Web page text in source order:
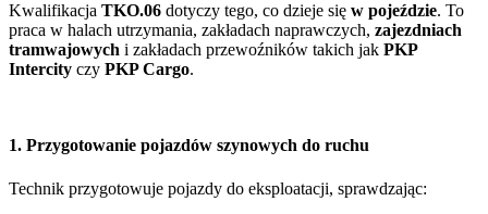
Kwalifikacja TKO.06 dotyczy tego, co dzieje się w pojeździe. To
praca w halach utrzymania, zakładach naprawczych, zajezdniach
tramwajowych i zakładach przewoźników takich jak PKP
Intercity czy PKP Cargo.
1. Przygotowanie pojazdów szynowych do ruchu
Technik przygotowuje pojazdy do eksploatacji, sprawdzając: